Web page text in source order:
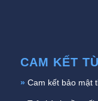
CAM KẾT
» Cam kết bảo mật